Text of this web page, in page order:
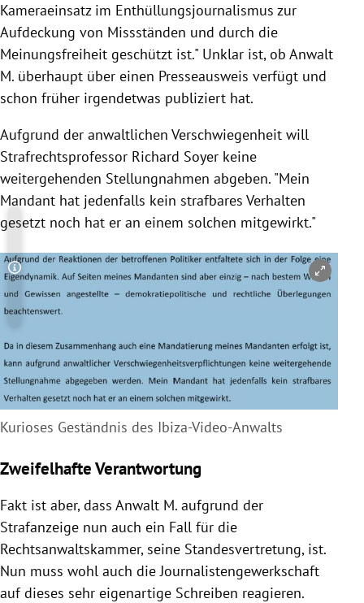
Kameraeinsatz im Enthüllungsjournalismus zur
Aufdeckung von Missständen und durch die
Meinungsfreiheit geschützt ist." Unklar ist, ob Anwalt
M. überhaupt über einen Presseausweis verfügt und
schon früher irgendetwas publiziert hat.
Aufgrund der anwaltlichen Verschwiegenheit will
Strafrechtsprofessor Richard Soyer keine
weitergehenden Stellungnahmen abgeben. "Mein
Mandant hat jedenfalls kein strafbares Verhalten
gesetzt noch hat er an einem solchen mitgewirkt."
Copyright-Hinweis öffnen/schließen
Kurioses Geständnis des Ibiza-Video-Anwalts
Zweifelhafte Verantwortung
Fakt ist aber, dass Anwalt M. aufgrund der
Strafanzeige nun auch ein Fall für die
Rechtsanwaltskammer, seine Standesvertretung, ist.
Nun muss wohl auch die Journalistengewerkschaft
auf dieses sehr eigenartige Schreiben reagieren.